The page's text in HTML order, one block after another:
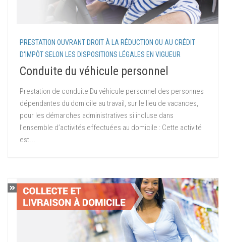
PRESTATION OUVRANT DROIT À LA RÉDUCTION OU AU CRÉDIT
D'IMPÔT SELON LES DISPOSITIONS LÉGALES EN VIGUEUR
Conduite du véhicule personnel
Prestation de conduite Du véhicule personnel des personnes
dépendantes du domicile au travail, sur le lieu de vacances,
pour les démarches administratives si incluse dans
l’ensemble d’activités effectuées au domicile : Cette activité
est...